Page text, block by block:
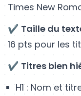
Times New
✔ Taille du
16 pts pour les
✔ Titres bien
H1 : Nom et